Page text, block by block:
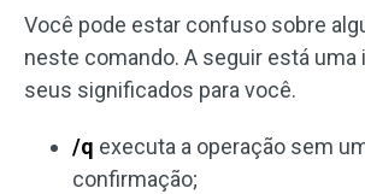
Você pode estar confuso sobre
neste comando. A seguir está uma
seus significados para você.
/q executa a operação sem
confirmação;